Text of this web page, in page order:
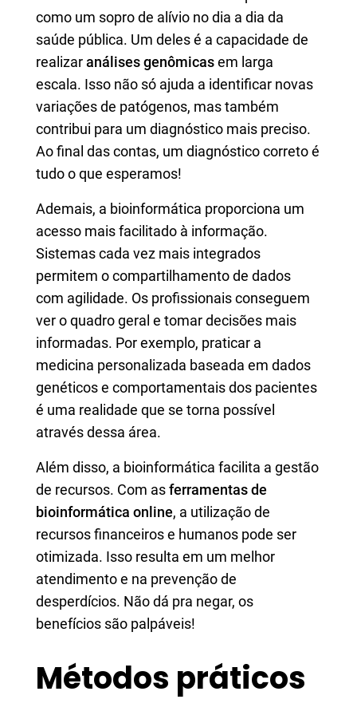
como um sopro de alívio no dia a dia da
saúde pública. Um deles é a capacidade de
realizaranálises genômicasem larga
escala. Isso não só ajuda a identificar novas
variações de patógenos, mas também
contribui para um diagnóstico mais preciso.
Ao final das contas, um diagnóstico correto é
tudo o que esperamos!
Ademais, a bioinformática proporciona um
acesso mais facilitado à informação.
Sistemas cada vez mais integrados
permitem o compartilhamento de dados
com agilidade. Os profissionais conseguem
ver o quadro geral e tomar decisões mais
informadas. Por exemplo, praticar a
medicina personalizada baseada em dados
genéticos e comportamentais dos pacientes
é uma realidade que se torna possível
através dessa área.
Além disso, a bioinformática facilita a gestão
de recursos. Com asferramentas de
bioinformática online, a utilização de
recursos financeiros e humanos pode ser
otimizada. Isso resulta em um melhor
atendimento e na prevenção de
desperdícios. Não dá pra negar, os
benefícios são palpáveis!
Métodos práticos